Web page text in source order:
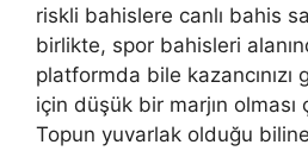
riskli bahislere canlı bahis
birlikte, spor bahisleri
platformda bile kazancınızı
için düşük bir marjın olması
Topun yuvarlak olduğu